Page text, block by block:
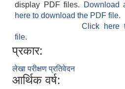
display PDF files.
Download
here to download the PDF file.
Click here
file.
प्रकार:
लेखा परीक्षण प्रतिवेदन
आर्थिक वर्ष: